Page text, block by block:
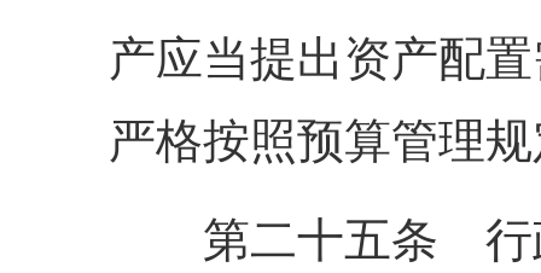
产应当提出资产配
严格按照预算管理
第二十五条 行政